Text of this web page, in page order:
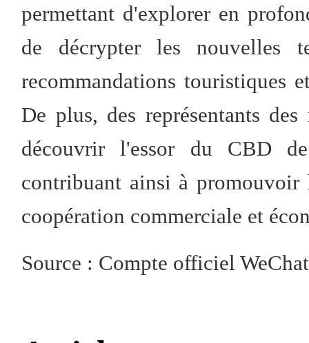
permettant d'explorer en
de décrypter les nouvelles
recommandations touristiques
De plus, des représentants
découvrir l'essor du CBD
contribuant ainsi à promouvoir
coopération commerciale et
Source : Compte officiel